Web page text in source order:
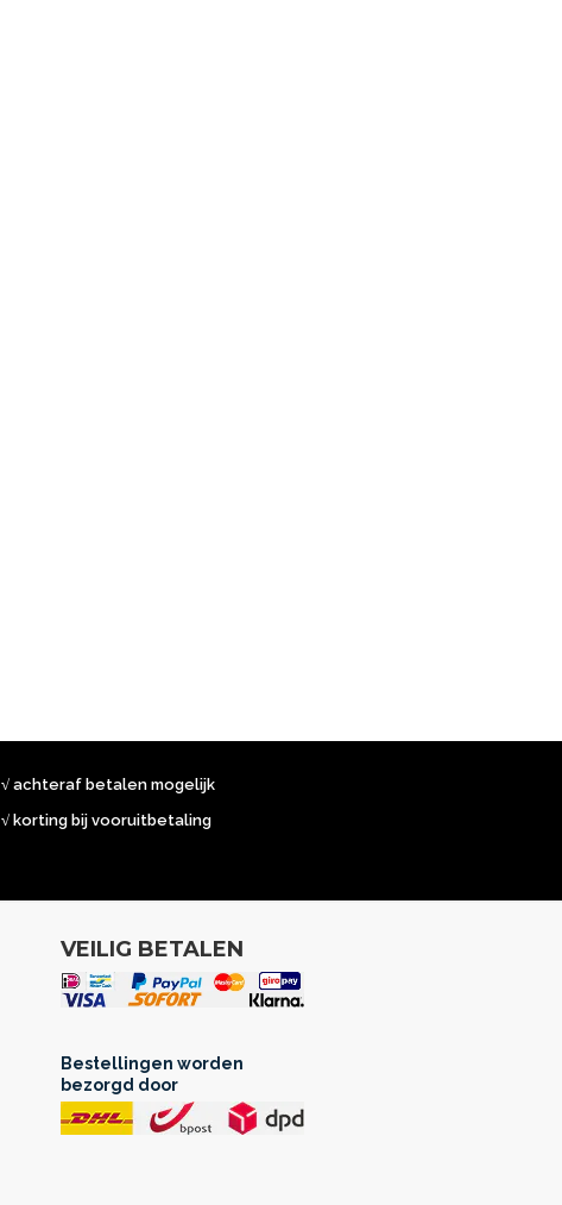
√ achteraf betalen mogelijk
√ korting bij vooruitbetaling
VEILIG BETALEN
Bestellingen worden
bezorgd door